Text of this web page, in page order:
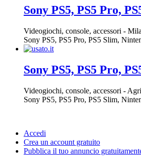
Sony PS5, PS5 Pro,
Videogiochi, console, accessori -
Sony PS5, PS5 Pro, PS5 Slim,
Sony PS5, PS5 Pro,
Videogiochi, console, accessori -
Sony PS5, PS5 Pro, PS5 Slim,
Accedi
Crea un account gratuito
Pubblica il tuo annuncio